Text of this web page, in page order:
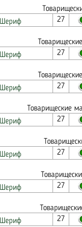
Шериф 27
Шериф 27
Шериф 27
Товарищеские
Шериф 27
Шериф 27
Шериф 27
Шериф 27